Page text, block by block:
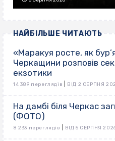
НАЙБІЛЬШЕ ЧИТАЮТЬ
«Маракуя росте, як
Черкащини розповів
екзотики
14 389 переглядів ВІД 2 СЕРПНЯ
На дамбі біля Черкас
(ФОТО)
8 233 переглядів ВІД 5 СЕРПНЯ